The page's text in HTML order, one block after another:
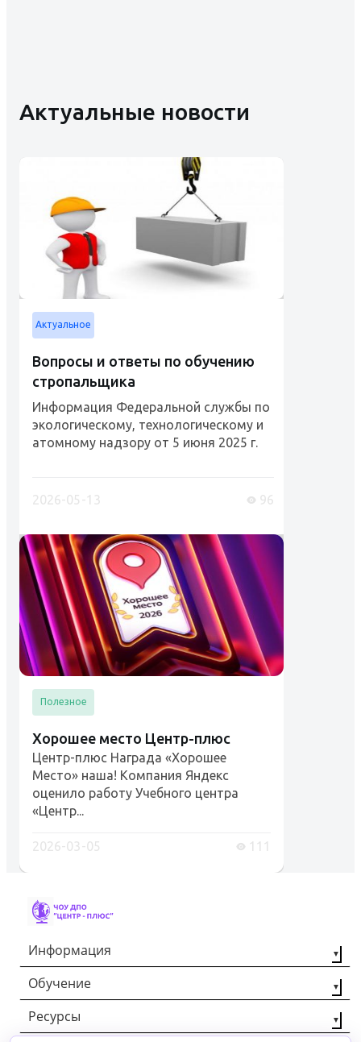
Актуальные новости
Актуальное
Вопросы и ответы по обучению
стропальщика
Информация Федеральной службы по
экологическому, технологическому и
атомному надзору от 5 июня 2025 г.
Разъяснения Ростехнадзора и
2026-05-13 96
Полезное
Хорошее место Центр-плюс
Центр-плюс Награда «Хорошее
Место» наша! Компания Яндекс
оценило работу Учебного центра
«Центр...
2026-03-05 111
Информация
О компании
Наши партнёры
Обучение
Профессиональная
переподготовка
Ресурсы